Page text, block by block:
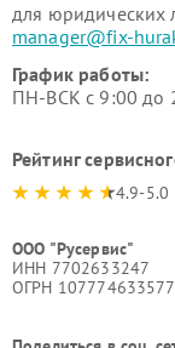
для юридических
manager@fix-
График работы:
ПН-ВСК с 9:00 до
Рейтинг
4.9-5.0
ООО "Русервис"
ИНН 7702633247
ОГРН